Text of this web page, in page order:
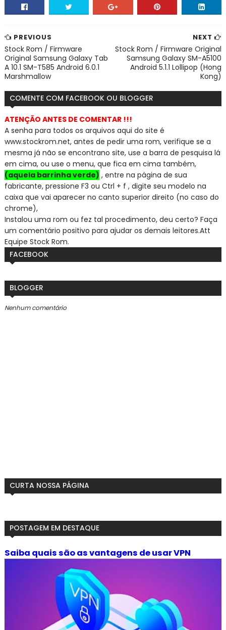
NEXT
Stock Rom / Firmware Original
Samsung Galaxy SM-A5100
Android 5.1.1 Lollipop (Hong
Kong)
PREVIOUS
Stock Rom / Firmware
Original Samsung Galaxy Tab
A 10.1 SM-T585 Android 6.0.1
Marshmallow
COMENTE COM FACEBOOK OU BLOGGER
ATENÇÃO ANTES DE COMENTAR !!!
A senha para todos os arquivos aqui do site é
www.stockrom.net, antes de pedir uma rom, verifique se a
mesma já não se encontrano site, use a barra de pesquisa lá
em cima, ou use o menu, que fica em cima também,
(aquela barrinha verde) , entre na página de sua
fabricante, pressione F3 ou Ctrl + f , digite seu modelo na
caixa que vai aparecer no canto superior direito (no caso do
chrome),
Instalou uma rom ou fez tal procedimento, deu certo? Faça
um comentário positivo para ajudar os demais leitores.Att
Equipe Stock Rom.
FACEBOOK
BLOGGER
Nenhum comentário
CURTA NOSSA PÁGINA
POSTAGEM EM DESTAQUE
Saiba quais são as vantagens de usar VPN